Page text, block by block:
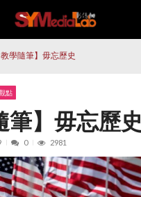
教學隨筆】毋忘歷史
點
筆】毋忘歷史
0 2981